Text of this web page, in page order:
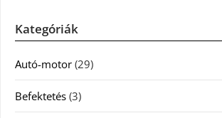
Kategóriák
Autó-motor (29)
Befektetés (3)